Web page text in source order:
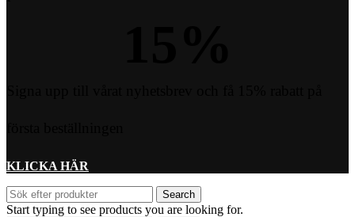
KLICKA HÄR
Search
Start typing to see products you are looking for.